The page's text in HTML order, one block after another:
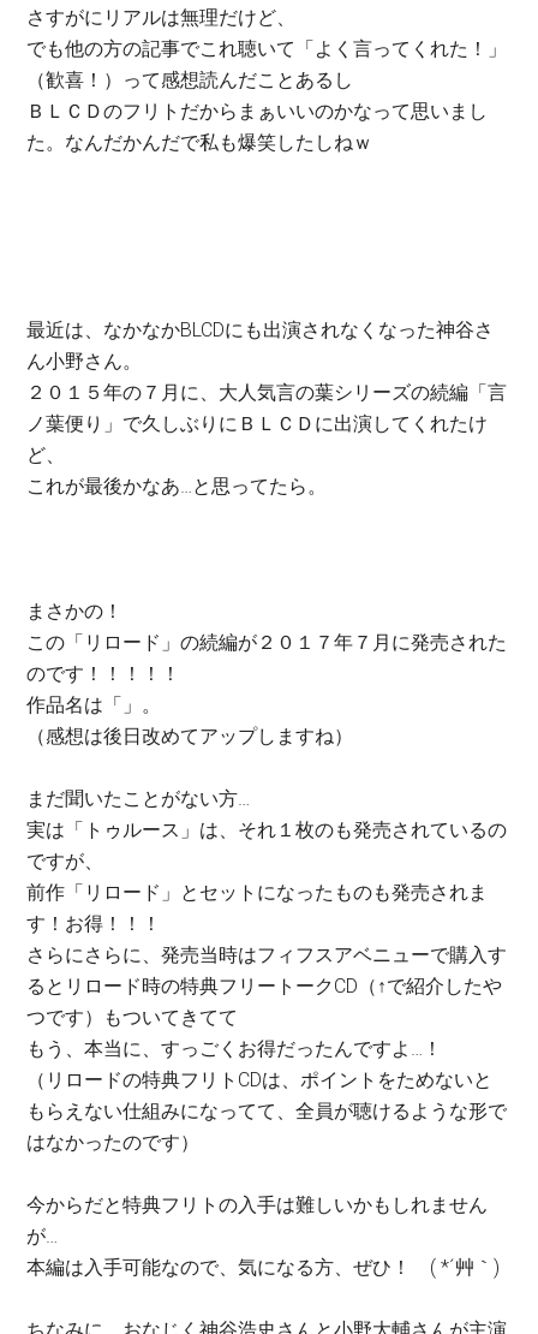
さすがにリアルは無理だけど、
でも他の方の記事でこれ聴いて「よく言ってくれた！」
（歓喜！）って感想読んだことあるし
ＢＬＣＤのフリトだからまぁいいのかなって思いまし
た。なんだかんだで私も爆笑したしねｗ
最近は、なかなかBLCDにも出演されなくなった神谷さ
ん小野さん。
２０１５年の７月に、大人気言の葉シリーズの続編「言
ノ葉便り」で久しぶりにＢＬＣＤに出演してくれたけ
ど、
これが最後かなあ…と思ってたら。
まさかの！
この「リロード」の続編が２０１７年７月に発売された
のです！！！！！
作品名は「」。
（感想は後日改めてアップしますね）
まだ聞いたことがない方…
実は「トゥルース」は、それ１枚のも発売されているの
ですが、
前作「リロード」とセットになったものも発売されま
す！お得！！！
さらにさらに、発売当時はフィフスアベニューで購入す
るとリロード時の特典フリートークCD（↑で紹介したや
つです）もついてきてて
もう、本当に、すっごくお得だったんですよ…！
（リロードの特典フリトCDは、ポイントをためないと
もらえない仕組みになってて、全員が聴けるような形で
はなかったのです）
今からだと特典フリトの入手は難しいかもしれません
が…
本編は入手可能なので、気になる方、ぜひ！ ( *´艸｀)